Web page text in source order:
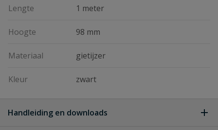
Lengte 1 meter
Hoogte 98 mm
Materiaal gietijzer
Kleur zwart
Handleiding en downloads